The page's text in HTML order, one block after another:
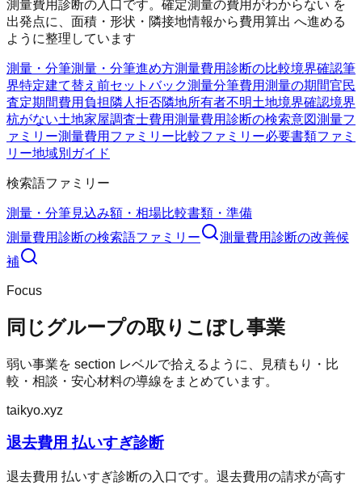
測量費用診断の入口です。確定測量の費用がわからない を
出発点に、面積・形状・隣接地情報から費用算出 へ進める
ように整理しています
測量・分筆測量・分筆進め方測量費用診断の比較境界確認筆
界特定建て替え前セットバック測量分筆費用測量の期間官民
査定期間費用負担 隣人拒否隣地所有者不明土地境界確認境界
杭がない土地家屋調査士費用測量費用診断の検索意図測量フ
ァミリー測量費用ファミリー比較ファミリー必要書類ファミ
リー地域別ガイド
検索語ファミリー
測量・分筆見込み額・相場比較書類・準備
測量費用診断の検索語ファミリー 測量費用診断の改善候
補
Focus
同じグループの取りこぼし事業
弱い事業を section レベルで拾えるように、見積もり・比
較・相談・安心材料の導線をまとめています。
taikyo.xyz
退去費用 払いすぎ診断
退去費用 払いすぎ診断の入口です。退去費用の請求が高す